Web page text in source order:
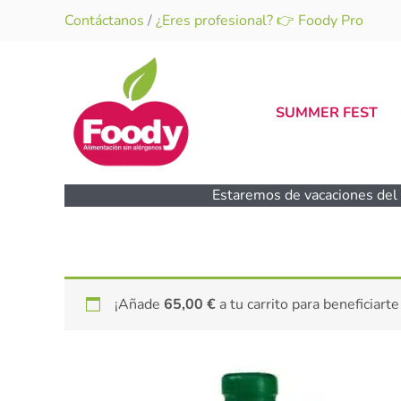
Contáctanos /¿Eres profesional? 👉 Foody Pro
SUMMER FEST
Estaremos de vacaciones
¡Añade 65,00 € a tu carrito para